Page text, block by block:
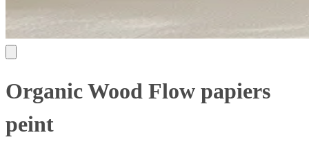
Organic Wood Flow papiers
peint